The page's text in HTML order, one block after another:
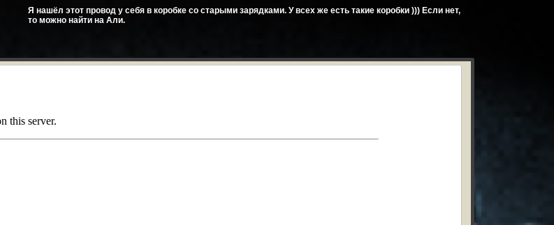
Я нашёл этот провод у себя в коробке со старыми зарядками. У всех же есть такие коробки ))) Если нет,
то можно найти на Али.